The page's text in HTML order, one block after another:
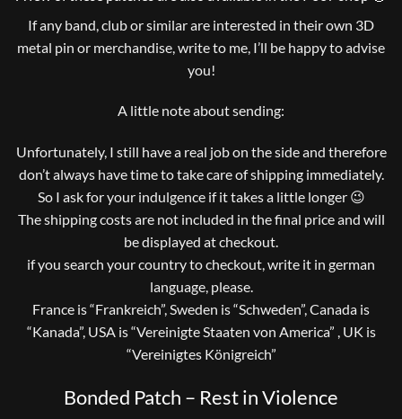
If any band, club or similar are interested in their own 3D
metal pin or merchandise, write to me, I’ll be happy to advise
you!
A little note about sending:
Unfortunately, I still have a real job on the side and therefore
don’t always have time to take care of shipping immediately.
So I ask for your indulgence if it takes a little longer 😉
The shipping costs are not included in the final price and will
be displayed at checkout.
if you search your country to checkout, write it in german
language, please.
France is “Frankreich”, Sweden is “Schweden”, Canada is
“Kanada”, USA is “Vereinigte Staaten von America” , UK is
“Vereinigtes Königreich”
Bonded Patch – Rest in Violence